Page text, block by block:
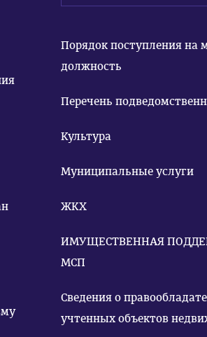
Порядок поступления на
должность
Перечень
Культура
Муниципальные услуги
ЖКХ
ИМУЩЕСТВЕННАЯ
МСП
Сведения о
учтенных объектов